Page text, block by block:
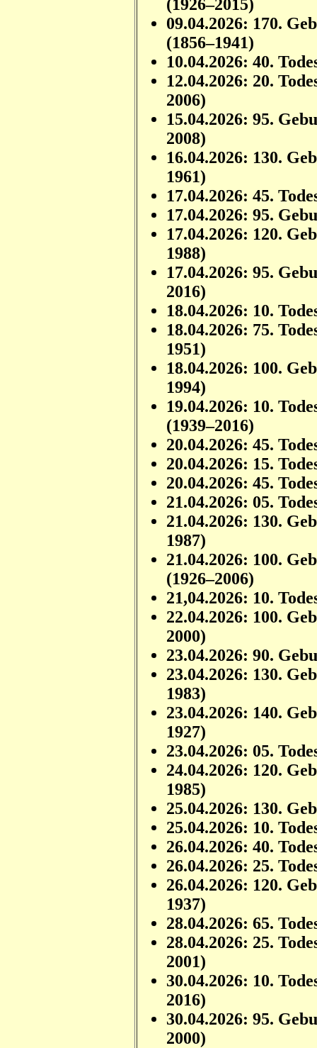
(1926–2015)
09.04.2026: 170.
(1856–1941)
10.04.2026: 40.
12.04.2026: 20.
2006)
15.04.2026: 95.
2008)
16.04.2026: 130.
1961)
17.04.2026: 45.
17.04.2026: 95.
17.04.2026: 120.
1988)
17.04.2026: 95.
2016)
18.04.2026: 10.
18.04.2026: 75.
1951)
18.04.2026: 100.
1994)
19.04.2026: 10.
(1939–2016)
20.04.2026: 45.
20.04.2026: 15.
20.04.2026: 45.
21.04.2026: 05.
21.04.2026: 130.
1987)
21.04.2026: 100.
(1926–2006)
21,04.2026: 10.
22.04.2026: 100.
2000)
23.04.2026: 90.
23.04.2026: 130.
1983)
23.04.2026: 140.
1927)
23.04.2026: 05.
24.04.2026: 120.
1985)
25.04.2026: 130.
25.04.2026: 10.
26.04.2026: 40.
26.04.2026: 25.
26.04.2026: 120.
1937)
28.04.2026: 65.
28.04.2026: 25.
2001)
30.04.2026: 10.
2016)
30.04.2026: 95.
2000)